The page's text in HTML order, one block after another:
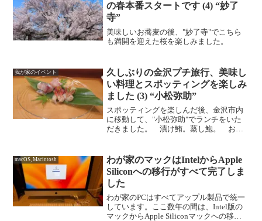
の春本番スタートです (4) “妙了
寺”
美味しいお蕎麦の後、"妙了寺"でこちら
も満開を迎えた桜を楽しみました。
我が家のイベント
久しぶりの金沢プチ旅行、美味し
い料理とスポッティングを楽しみ
ました (3) “小松弥助”
スポッティングを楽しんだ後、金沢市内
に移動して、"小松弥助"でランチをいた
だきました。 漬け鮪。蒸し鮑。 お造
の水茄子。白山。甘海老。甘鯛。煮蛤。
うな胡。しじみの赤だし。...
macOS, Macintosh
わが家のマックはIntelからApple
Siliconへの移行がすべて完了しま
した
わが家のPCはすべてアップル製品で統一
しています。ここ数年の間は、Intel版の
マックからApple Siliconマックへの移行